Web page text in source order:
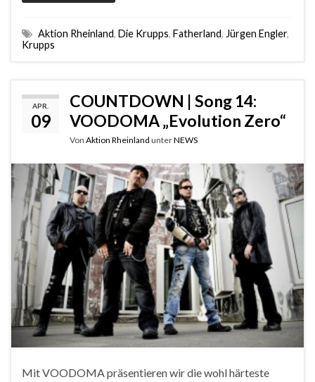
Aktion Rheinland, Die Krupps, Fatherland, Jürgen Engler,
Krupps
APR.
09
COUNTDOWN | Song 14:
VOODOMA „Evolution Zero“
Von Aktion Rheinland unterNEWS
Mit VOODOMA präsentieren wir die wohl härteste